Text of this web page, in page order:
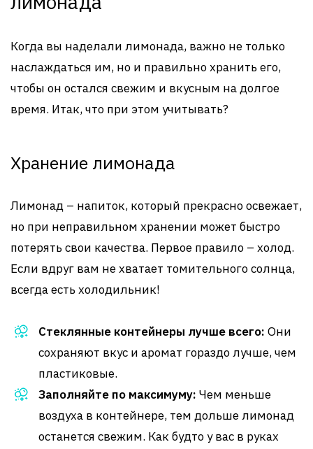
Когда вы наделали лимонада, важно не только
наслаждаться им, но и правильно хранить его,
чтобы он остался свежим и вкусным на долгое
время. Итак, что при этом учитывать?
Хранение лимонада
Лимонад – напиток, который прекрасно освежает,
но при неправильном хранении может быстро
потерять свои качества. Первое правило – холод.
Если вдруг вам не хватает томительного солнца,
всегда есть холодильник!
Стеклянные контейнеры лучше всего: Они
сохраняют вкус и аромат гораздо лучше, чем
пластиковые.
Заполняйте по максимуму: Чем меньше
воздуха в контейнере, тем дольше лимонад
останется свежим. Как будто у вас в руках